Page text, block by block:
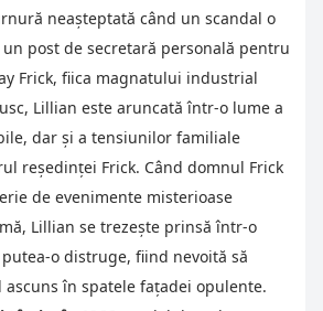
neașteptată când un scandal o
post de secretară personală pentru
Frick, fiica magnatului industrial
Lillian este aruncată într-o lume a
dar și a tensiunilor familiale
reședinței Frick. Când domnul Frick
de evenimente misterioase
Lillian se trezește prinsă într-o
o distruge, fiind nevoită să
ascuns în spatele fațadei opulente.